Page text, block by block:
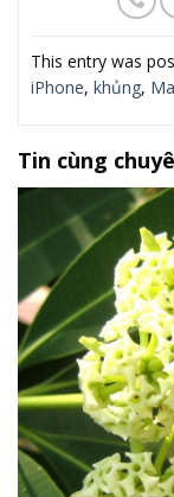
This entry was
iPhone, khủng,
Tin cùng